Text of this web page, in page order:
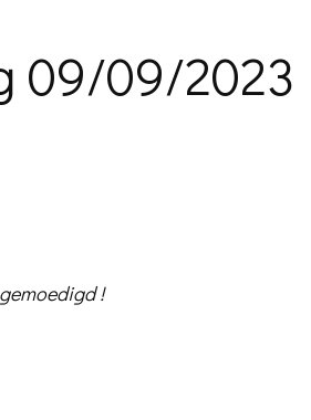
09/09/2023
!